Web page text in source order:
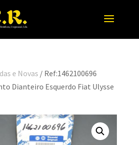
e Novas / Ref:1462100696
Dianteiro Esquerdo Fiat Ulysse